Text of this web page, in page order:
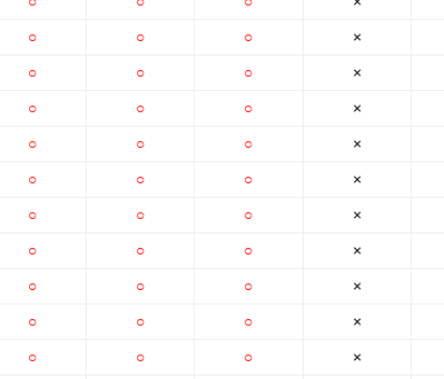
○
○
○
○
○
○
○
○
○
○
○
○
○
○
○
○
○
○
○
○
○
○
○
○
○
○
○
○
○
○
×
×
×
×
×
×
×
×
×
×